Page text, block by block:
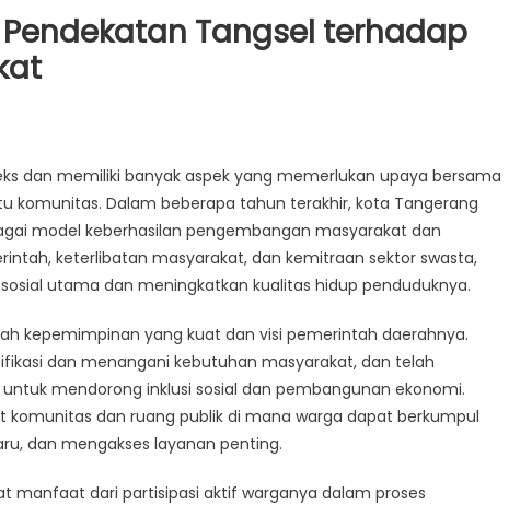
Tangsel terhadap
dan memiliki banyak aspek yang memerlukan upaya bersama
komunitas. Dalam beberapa tahun terakhir, kota Tangerang
model keberhasilan pengembangan masyarakat dan
keterlibatan masyarakat, dan kemitraan sektor swasta,
utama dan meningkatkan kualitas hidup penduduknya.
kepemimpinan yang kuat dan visi pemerintah daerahnya.
dan menangani kebutuhan masyarakat, dan telah
mendorong inklusi sosial dan pembangunan ekonomi.
komunitas dan ruang publik di mana warga dapat berkumpul
dan mengakses layanan penting.
manfaat dari partisipasi aktif warganya dalam proses